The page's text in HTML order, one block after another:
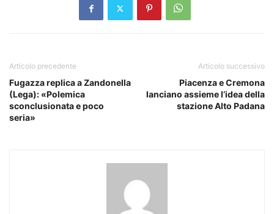
Articolo precedente
Fugazza replica a Zandonella
(Lega): «Polemica
sconclusionata e poco
seria»
Articolo successivo
Piacenza e Cremona
lanciano assieme l’idea della
stazione Alto Padana